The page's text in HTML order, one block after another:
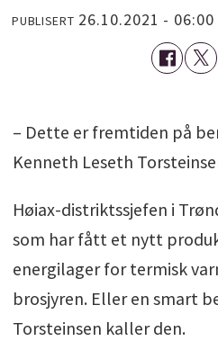
PUBLISERT 26.10.2021 - 06:00
– Dette er fremtiden på
Kenneth Leseth
Høiax-distriktssjefen i
som har fått et nytt
energilager for termisk
brosjyren. Eller en smart
Torsteinsen kaller den.